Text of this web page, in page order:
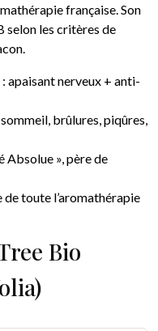
française. Son
les critères de
: apaisant nerveux + anti-
brûlures, piqûres,
Absolue », père de
de toute l’aromathérapie
Bio